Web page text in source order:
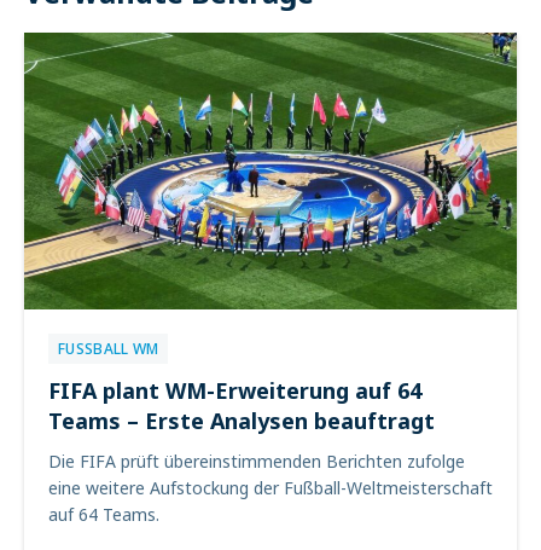
FUSSBALL WM
FIFA plant WM-Erweiterung auf 64
Teams – Erste Analysen beauftragt
Die FIFA prüft übereinstimmenden Berichten zufolge
eine weitere Aufstockung der Fußball-Weltmeisterschaft
auf 64 Teams.